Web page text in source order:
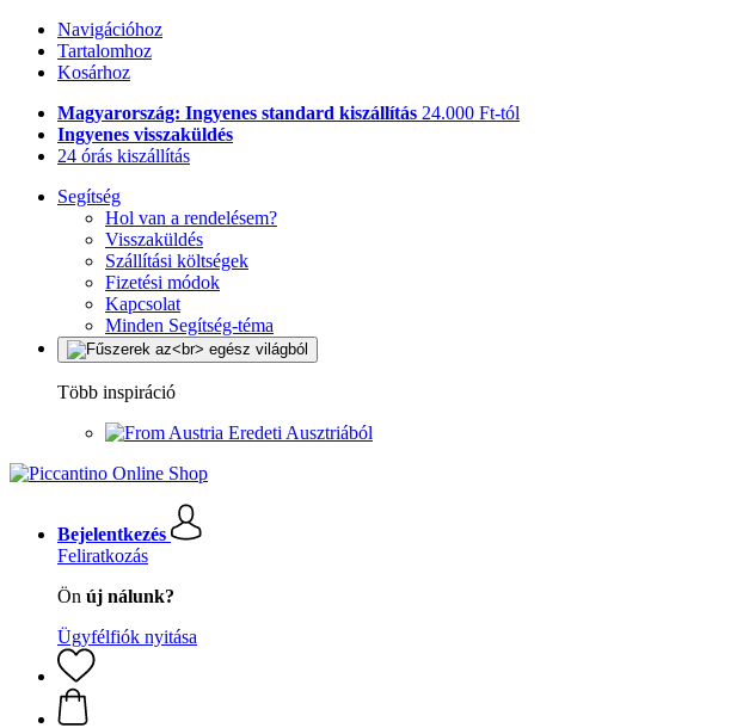
Navigációhoz
Tartalomhoz
Kosárhoz
Magyarország: Ingyenes standard kiszállítás 24.000 Ft-tól
Ingyenes visszaküldés
24 órás kiszállítás
Segítség
Hol van a rendelésem?
Visszaküldés
Szállítási költségek
Fizetési módok
Kapcsolat
Minden Segítség-téma
Több inspiráció
Eredeti Ausztriából
Bejelentkezés
Feliratkozás
Ön új nálunk?
Ügyfélfiók nyitása